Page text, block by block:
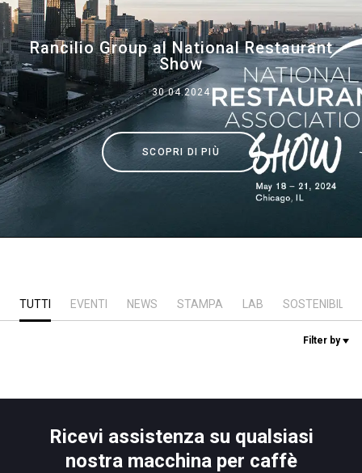
Rancilio Group al National Restaurant
Show
30.04.2024
SCOPRI DI PIÙ
TUTTI EVENTI NEWS STAMPA LAB SOSTENIBILITÀ
Filter by
Ricevi assistenza su qualsiasi
nostra macchina per caffè
Brand
Il gruppo
News
Sostenibilità